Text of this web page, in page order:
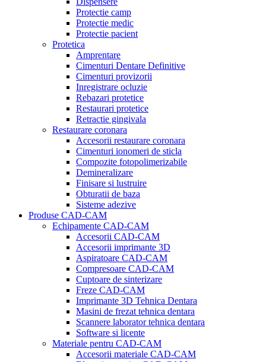
Protectie camp
Protectie medic
Protectie pacient
Protetica
Amprentare
Cimenturi Dentare Definitive
Cimenturi provizorii
Inregistrare ocluzie
Rebazari protetice
Restaurari protetice
Retractie gingivala
Restaurare coronara
Accesorii restaurare coronara
Cimenturi ionomeri de sticla
Compozite fotopolimerizabile
Demineralizare
Finisare si lustruire
Obturatii de baza
Sisteme adezive
Produse CAD-CAM
Echipamente CAD-CAM
Accesorii CAD-CAM
Accesorii imprimante 3D
Aspiratoare CAD-CAM
Compresoare CAD-CAM
Cuptoare de sinterizare
Freze CAD-CAM
Imprimante 3D Tehnica Dentara
Masini de frezat tehnica dentara
Scannere laborator tehnica dentara
Software si licente
Materiale pentru CAD-CAM
Accesorii materiale CAD-CAM